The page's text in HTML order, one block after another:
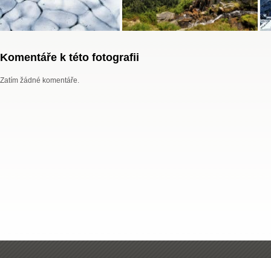
Komentáře k této fotografii
Zatím žádné komentáře.